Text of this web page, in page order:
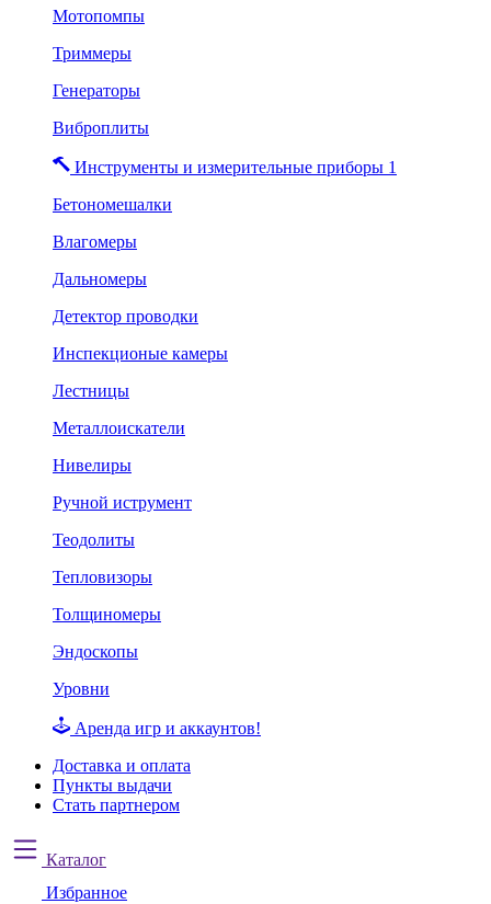
Мотопомпы
Триммеры
Генераторы
Виброплиты
Инструменты и измерительные приборы 1
Бетономешалки
Влагомеры
Дальномеры
Детектор проводки
Инспекционые камеры
Лестницы
Металлоискатели
Нивелиры
Ручной иструмент
Теодолиты
Тепловизоры
Толщиномеры
Эндоскопы
Уровни
Аренда игр и аккаунтов!
Доставка и оплата
Пункты выдачи
Стать партнером
Каталог
Избранное